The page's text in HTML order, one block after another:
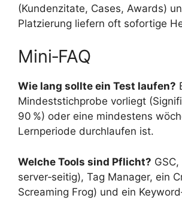
(Kundenzitate, Cases, Awards)
Platzierung liefern oft sofortige
Mini‑FAQ
Wie lang sollte ein Test laufen?
Mindeststichprobe vorliegt
90 %) oder eine mindestens
Lernperiode durchlaufen ist.
Welche Tools sind Pflicht?
server‑seitig), Tag Manager, ein
Screaming Frog) und ein